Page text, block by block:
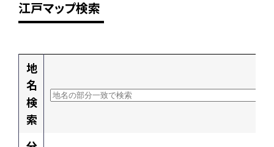
江戸マップ検索
地
名
検
索